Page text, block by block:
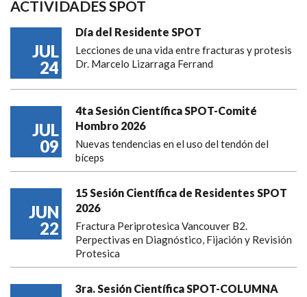
ACTIVIDADES SPOT
JUL
24
Día del Residente SPOT
Lecciones de una vida entre fracturas y protesis
Dr. Marcelo Lizarraga Ferrand
JUL
09
4ta Sesión Científica SPOT-Comité
Hombro 2026
Nuevas tendencias en el uso del tendón del
bíceps
JUN
22
15 Sesión Científica de Residentes SPOT
2026
Fractura Periprotesica Vancouver B2.
Perpectivas en Diagnóstico, Fijación y Revisión
Protesica
3ra. Sesión Científica SPOT-COLUMNA